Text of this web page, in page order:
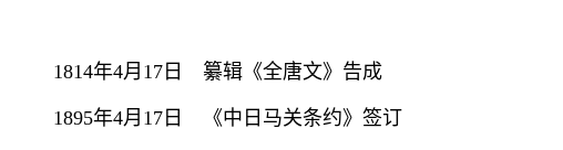
1814年4月17日 纂辑《全唐文》告成
1895年4月17日 《中日马关条约》签订